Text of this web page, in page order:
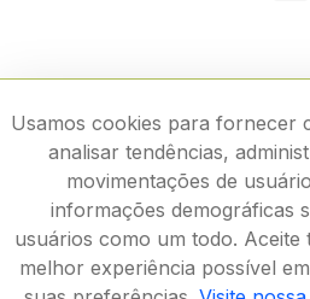
Usamos cookies para fornecer
analisar tendências,
movimentações de
informações demográficas
usuários como um todo. Aceite
melhor experiência possível